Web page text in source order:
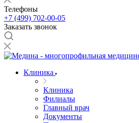
Телефоны
+7 (499) 702-00-05
Заказать звонок
Клиника
Клиника
Филиалы
Главный врач
Документы